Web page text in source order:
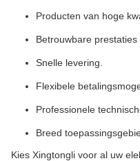
Producten van hoge
Betrouwbare prestaties
Snelle levering.
Flexibele
Professionele
Breed
Kies Xingtongli voor al uw